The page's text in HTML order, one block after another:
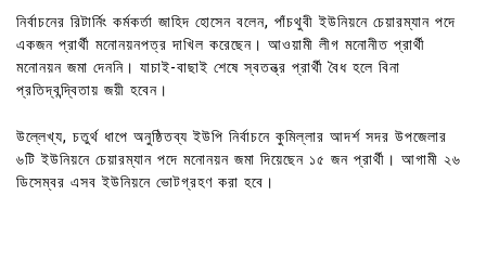
নির্বাচনের রিটার্নিং কর্মকর্তা জাহিদ হোসেন বলেন, পাঁচথুবী ইউনিয়নে চেয়ারম্যান পদে
একজন প্রার্থী মনোনয়নপত্র দাখিল করেছেন। আওয়ামী লীগ মনোনীত প্রার্থী
মনোনয়ন জমা দেননি। যাচাই-বাছাই শেষে স্বতন্ত্র প্রার্থী বৈধ হলে বিনা
প্রতিদ্বন্দ্বিতায় জয়ী হবেন।
উল্লেখ্য, চতুর্থ ধাপে অনুষ্ঠিতব্য ইউপি নির্বাচনে কুমিল্লার আদর্শ সদর উপজেলার
৬টি ইউনিয়নে চেয়ারম্যান পদে মনোনয়ন জমা দিয়েছেন ১৫ জন প্রার্থী। আগামী ২৬
ডিসেম্বর এসব ইউনিয়নে ভোটগ্রহণ করা হবে।